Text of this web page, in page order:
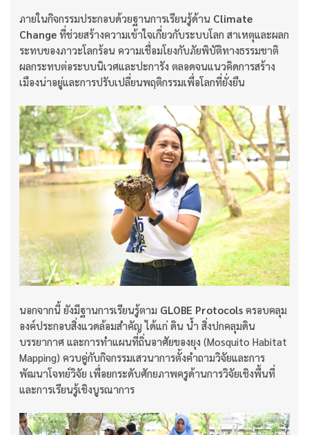
ภายในกิจกรรมประกอบด้วยฐานการเรียนรู้ด้าน Climate
Change ที่ช่วยสร้างความเข้าใจเกี่ยวกับระบบโลก สาเหตุและผลก
ระทบของภาวะโลกร้อน ความเชื่อมโยงกับภัยพิบัติทางธรรมชาติ
ผลกระทบต่อระบบนิเวศและปะการัง ตลอดจนแนวคิดการสร้าง
เมืองน่าอยู่และการปรับเปลี่ยนพฤติกรรมเพื่อโลกที่ยั่งยืน
นอกจากนี้ ยังมีฐานการเรียนรู้ตาม GLOBE Protocols ครอบคลุม
องค์ประกอบสิ่งแวดล้อมสำคัญ ได้แก่ ดิน น้ำ สิ่งปกคลุมดิน
บรรยากาศ และการทำแผนที่ถิ่นอาศัยของยุง (Mosquito Habitat
Mapping) ควบคู่กับกิจกรรมเสวนาการตั้งคำถามวิจัยและการ
พัฒนาโจทย์วิจัย เพื่อยกระดับศักยภาพครูด้านการวิจัยเชิงพื้นที่
และการเรียนรู้เชิงบูรณาการ